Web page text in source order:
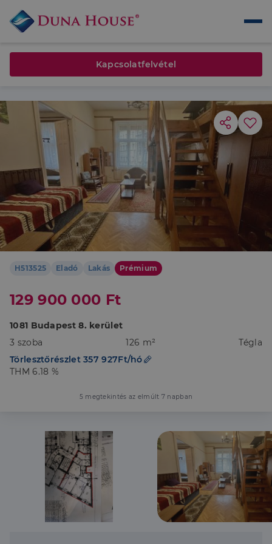
H513525 Eladó Lakás Prémium
129 900 000 Ft
1081 Budapest 8. kerület
3 szoba
126 m²
Tégla
Törlesztőrészlet 357 927Ft/hó
THM 6.18 %
5 megtekintés az elmúlt 7 napban
Kapcsolatfelvétel